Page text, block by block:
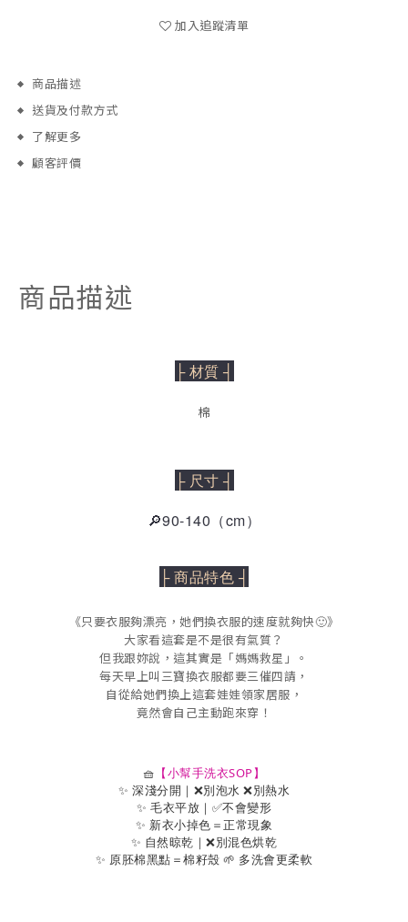
加入追蹤清單
商品描述
送貨及付款方式
了解更多
顧客評價
商品描述
├ 材質 ┤
棉
├ 尺寸 ┤
🔎90-140（cm）
├ 商品特色 ┤
《只要衣服夠漂亮，她們換衣服的速度就夠快🙂》
大家看這套是不是很有氣質？
但我跟妳說，這其實是「媽媽救星」。
每天早上叫三寶換衣服都要三催四請，
自從給她們換上這套娃娃領家居服，
竟然會自己主動跑來穿！
🧺 【小幫手洗衣SOP】
✨ 深淺分開｜❌別泡水 ❌別熱水
✨ 毛衣平放｜✅不會變形
✨ 新衣小掉色＝正常現象
✨ 自然晾乾｜❌別混色烘乾
✨ 原胚棉黑點＝棉籽殼 🌱 多洗會更柔軟